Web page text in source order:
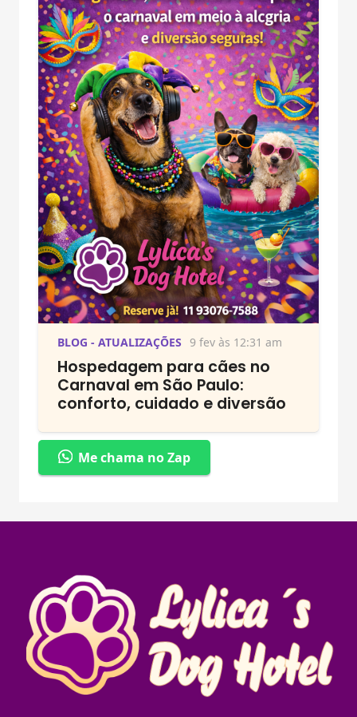
BLOG - ATUALIZAÇÕES 9 fev às 12:31 am
Hospedagem para cães no
Carnaval em São Paulo:
conforto, cuidado e diversão
Me chama no Zap